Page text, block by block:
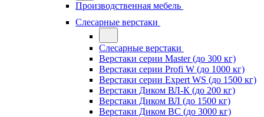
Производственная мебель
Слесарные верстаки
Слесарные верстаки
Верстаки серии Master (до 300 кг)
Верстаки серии Profi W (до 1000 кг)
Верстаки серии Expert WS (до 1500 кг)
Верстаки Диком ВЛ-К (до 200 кг)
Верстаки Диком ВЛ (до 1500 кг)
Верстаки Диком ВС (до 3000 кг)